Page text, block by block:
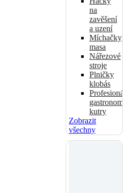
na
zavěšení
a uzení
Míchačky
masa
Nářezové
stroje
Plničky
klobás
Profesionální
gastronomické
kutry
Zobrazit
všechny